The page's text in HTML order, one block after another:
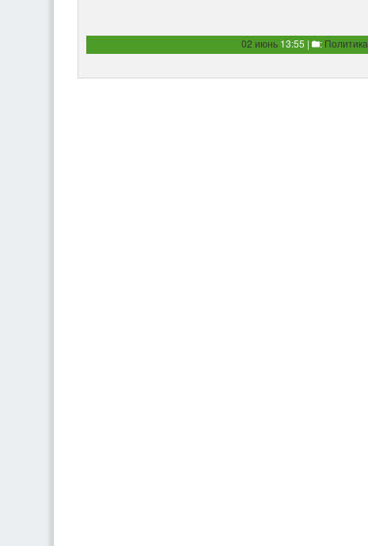
02 июнь 13:55 | : Политика